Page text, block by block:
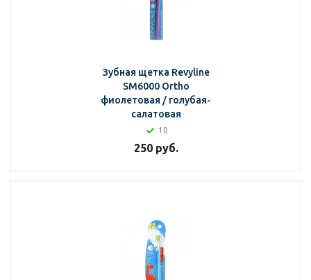
Зубная щетка Revyline
SM6000 Ortho
фиолетовая / голубая-
салатовая
10
250руб.